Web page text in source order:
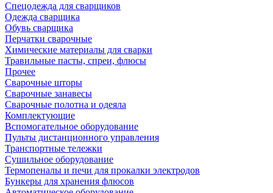
Спецодежда для сварщиков
Одежда сварщика
Обувь сварщика
Перчатки сварочные
Химические материалы для сварки
Травильные пасты, спреи, флюсы
Прочее
Сварочные шторы
Сварочные занавесы
Сварочные полотна и одеяла
Комплектующие
Вспомогательное оборудование
Пульты дистанционного управления
Транспортные тележки
Сушильное оборудование
Термопеналы и печи для прокалки электродов
Бункеры для хранения флюсов